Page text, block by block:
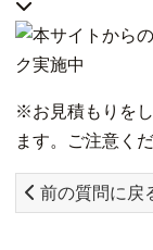
※お見積もりを
ます。ご注意くだ
前の質問に戻